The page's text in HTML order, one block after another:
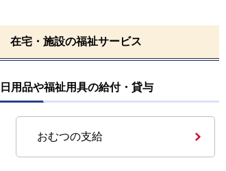
在宅・施設の福祉サービス
日用品や福祉用具の給付・貸与
おむつの支給